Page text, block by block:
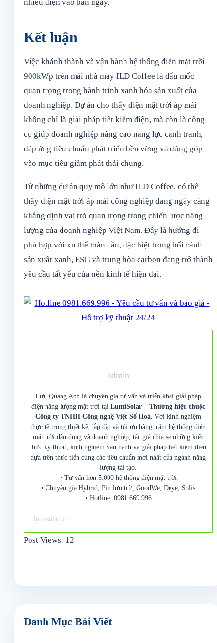
nhiều điện vào ban ngày.
Kết luận
Việc khánh thành và vận hành hệ thống điện mặt trời
900kWp trên mái nhà máy ILD Coffee là dấu mốc
quan trọng trong hành trình xanh hóa sản xuất của
doanh nghiệp. Dự án cho thấy điện mặt trời áp mái
không chỉ là giải pháp tiết kiệm điện, mà còn là công
cụ giúp doanh nghiệp nâng cao năng lực cạnh tranh,
đáp ứng tiêu chuẩn phát triển bền vững và đóng góp
vào mục tiêu giảm phát thải chung.
Từ những dự án quy mô lớn như ILD Coffee, có thể
thấy điện mặt trời áp mái công nghiệp đang ngày càng
khẳng định vai trò quan trọng trong chiến lược năng
lượng của doanh nghiệp Việt Nam. Đây là hướng đi
phù hợp với xu thế toàn cầu, đặc biệt trong bối cảnh
sản xuất xanh, ESG và trung hòa carbon đang trở thành
yêu cầu tất yếu của nền kinh tế hiện đại.
admin
Lưu Quang Anh là chuyên gia tư vấn và triển khai giải pháp
điện năng lượng mặt trời tại LumiSolar – Thương hiệu thuộc
Công ty TNHH Công nghệ Việt Số Hoá. Với kinh nghiệm
thực tế trong thiết kế, lắp đặt và tối ưu hàng trăm hệ thống điện
mặt trời dân dụng và doanh nghiệp, tác giả chia sẻ những kiến
thức kỹ thuật, kinh nghiệm vận hành và giải pháp tiết kiệm điện
dựa trên thực tiễn cùng các tiêu chuẩn mới nhất của ngành năng
lượng tái tạo.
• Tư vấn hơn 5.000 hệ thống điện mặt trời
• Chuyên gia Hybrid, Pin lưu trữ, GoodWe, Deye, Solis
• Hotline: 0981 669 996
lumisolar.vn
Post Views: 12
Danh Mục Bài Viết